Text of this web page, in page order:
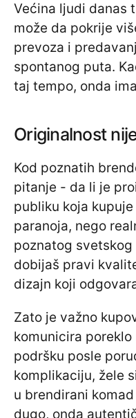
Većina ljudi danas
može da pokrije
prevoza i
spontanog puta.
taj tempo, onda
Originalnost
Kod poznatih
pitanje - da li je
publiku koja
paranoja, nego
poznatog
dobijaš pravi
dizajn koji
Zato je važno
komunicira
podršku posle
komplikaciju, žele
u brendirani
dugo, onda